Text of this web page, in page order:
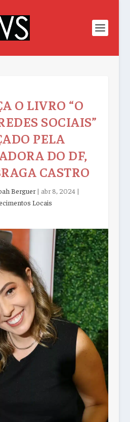
O LIVRO “O
SOCIAIS”
PELA
DO DF,
CASTRO
Berguer| abr 8, 2024|
Locais